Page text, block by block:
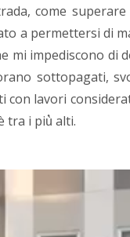
come
a permettersi di
mi impediscono di
sottopagati,
lavori
tra i più̀ alti.